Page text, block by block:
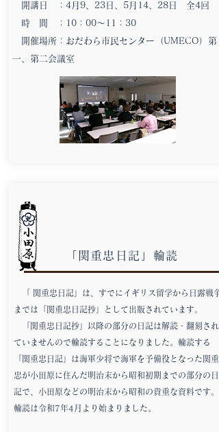
開講日 ：4月9、23日、5月14、28日 全4回
時 間 ：10：00～11：30
開催場所：おだわら市民センター（UMECO）第
一、第二会議室
「関重忠日記」輪読
「 関重忠日記」は、すでにイギリス留学から日露戦争
までは「関重忠日記抄」として出版されています。
「関重忠日記抄」以降の部分の日記は解読・翻刻され
ていませんので輪読することになりました。輪読する
「関重忠日記」は海軍少将で海軍を予備役となった関重
忠が小田原に住んだ明治末から昭和初期までの部分の日
記で、小田原などの明治末から昭和の貴重な資料です。
輪読は令和7年4月より始まりました。